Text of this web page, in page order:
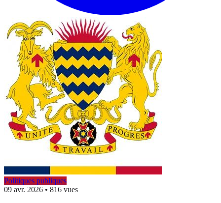
Politiques publiques
09 avr. 2026 • 816 vues